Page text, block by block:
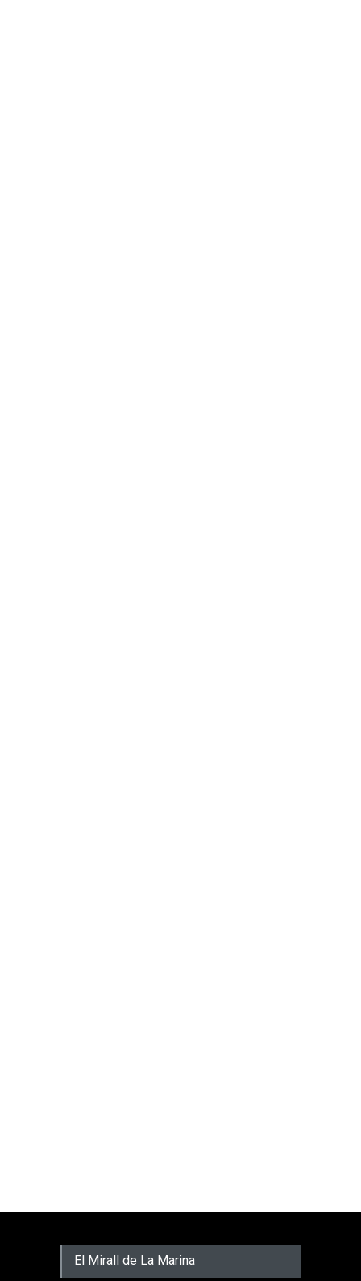
El Mirall de La Marina